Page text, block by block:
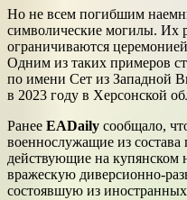
Но не всем погибшим
символические могилы. Их
ограничиваются
Одним из таких примеров
по имени Сет из Западной
в 2023 году в Херсонской
Ранее EADaily сообщало,
военнослужащие из
действующие на купянском
вражескую диверсионно-
состоявшую из